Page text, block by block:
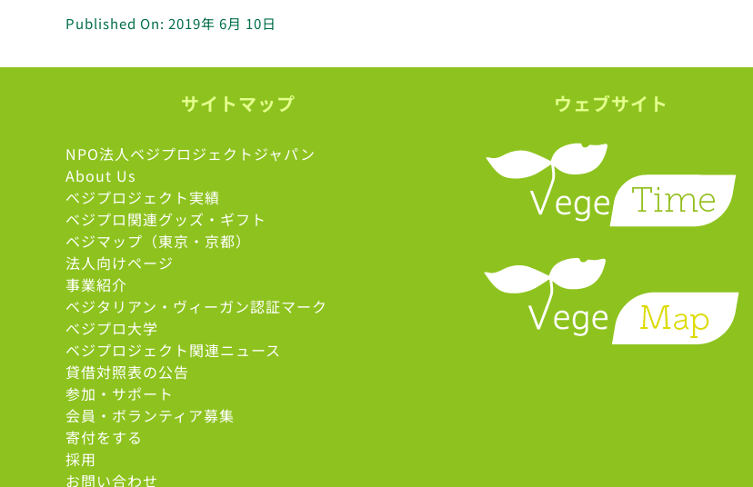
Published On: 2019年 6月 10日
サイトマップ
NPO法人ベジプロジェクトジャパン
About Us
ベジプロジェクト実績
ベジプロ関連グッズ・ギフト
ベジマップ（東京・京都）
法人向けページ
事業紹介
ベジタリアン・ヴィーガン認証マーク
べジプロ大学
ベジプロジェクト関連ニュース
貸借対照表の公告
参加・サポート
会員・ボランティア募集
寄付をする
採用
お問い合わせ
ウェブサイト